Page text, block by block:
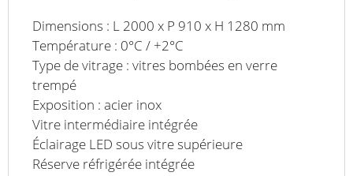
Dimensions : L 2000 x P 910 x H 1280 mm
Température : 0°C / +2°C
Type de vitrage : vitres bombées en verre
trempé
Exposition : acier inox
Vitre intermédiaire intégrée
Éclairage LED sous vitre supérieure
Réserve réfrigérée intégrée